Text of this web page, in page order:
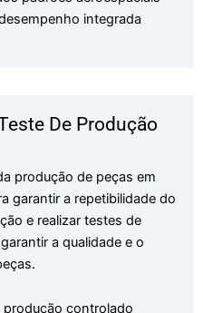
integrada
De Produção
produção de peças em
garantir a repetibilidade do
e realizar testes de
a qualidade e o
produção controlado